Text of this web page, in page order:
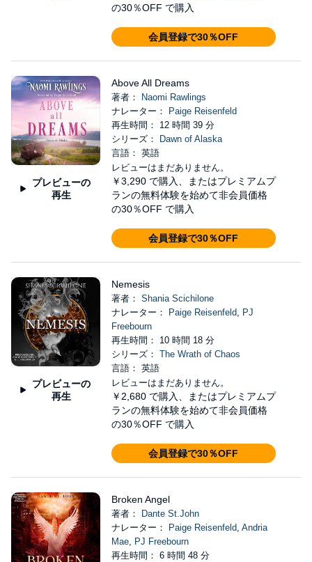
の30％OFF で購入
会員登録で30％OFF
プレビューの
再生
Above All Dreams
著者：
Naomi Rawlings
ナレーター：
Paige Reisenfeld
再生時間： 12 時間 39 分
シリーズ：
Dawn of Alaska
言語： 英語
レビューはまだありません。
￥3,290 で購入、またはプレミアムプ
ランの無料体験を始めて非会員価格
の30％OFF で購入
会員登録で30％OFF
プレビューの
再生
Nemesis
著者： Shania Scichilone
ナレーター：
Paige Reisenfeld, PJ
Freebourn
再生時間： 10 時間 18 分
シリーズ： The Wrath of Chaos
言語： 英語
レビューはまだありません。
￥2,680 で購入、またはプレミアムプ
ランの無料体験を始めて非会員価格
の30％OFF で購入
会員登録で30％OFF
Broken Angel
著者：
Dante St.John
ナレーター：
Paige Reisenfeld, Andria
Mae, PJ Freebourn
再生時間： 6 時間 48 分